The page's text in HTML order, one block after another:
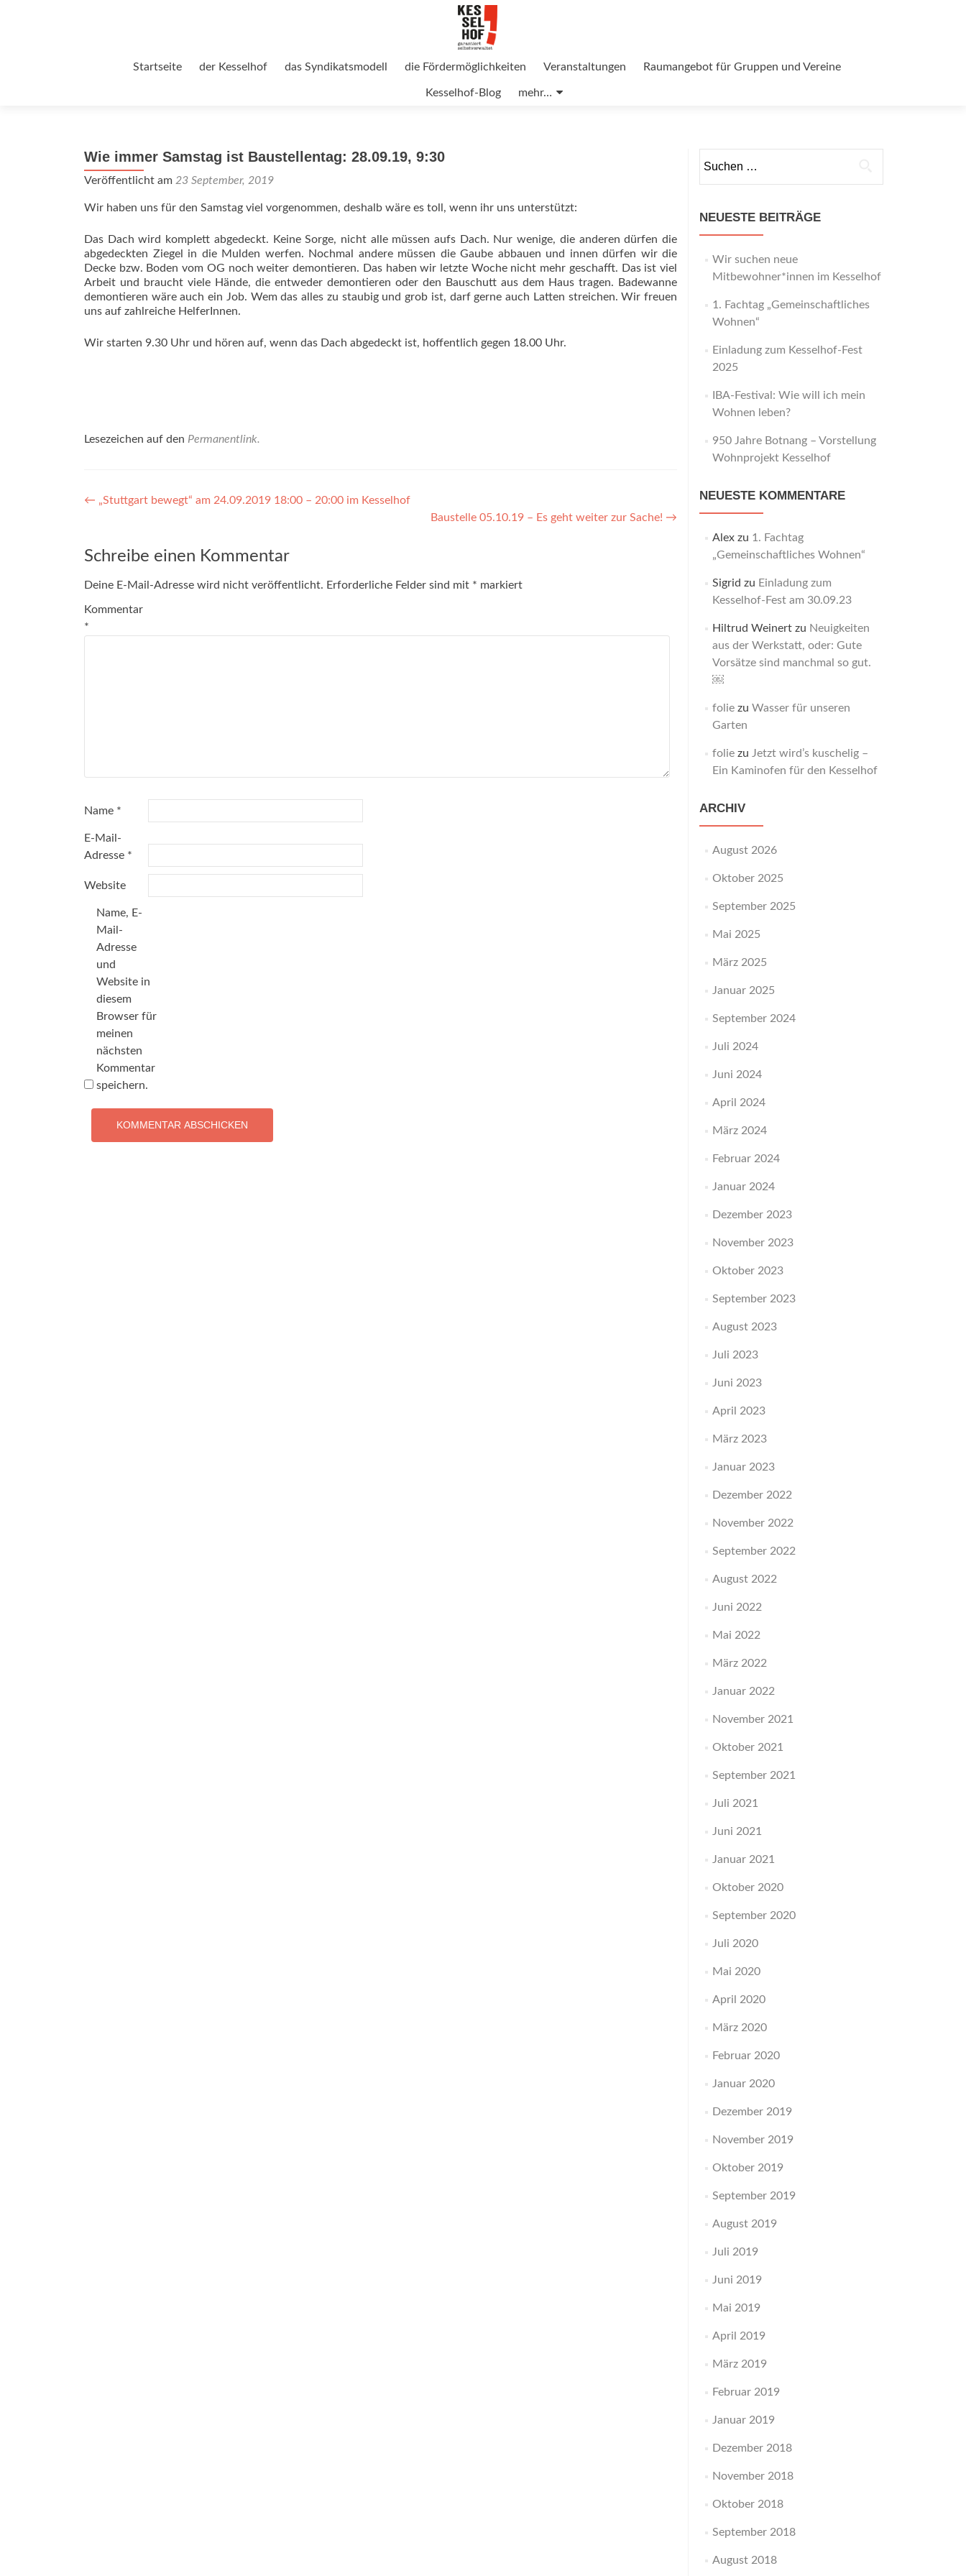
Startseite der Kesselhof das Syndikatsmodell die Fördermöglichkeiten Veranstaltungen Raumangebot für Gruppen und Vereine
Kesselhof-Blog mehr…
Wie immer Samstag ist Baustellentag: 28.09.19, 9:30
Veröffentlicht am 23 September, 2019
Wir haben uns für den Samstag viel vorgenommen, deshalb wäre es toll, wenn ihr uns unterstützt:
Das Dach wird komplett abgedeckt. Keine Sorge, nicht alle müssen aufs Dach. Nur wenige, die anderen dürfen die
abgedeckten Ziegel in die Mulden werfen. Nochmal andere müssen die Gaube abbauen und innen dürfen wir die
Decke bzw. Boden vom OG noch weiter demontieren. Das haben wir letzte Woche nicht mehr geschafft. Das ist viel
Arbeit und braucht viele Hände, die entweder demontieren oder den Bauschutt aus dem Haus tragen. Badewanne
demontieren wäre auch ein Job. Wem das alles zu staubig und grob ist, darf gerne auch Latten streichen. Wir freuen
uns auf zahlreiche HelferInnen.
Wir starten 9.30 Uhr und hören auf, wenn das Dach abgedeckt ist, hoffentlich gegen 18.00 Uhr.
Lesezeichen auf den Permanentlink.
Beitragsnavigation
← „Stuttgart bewegt“ am 24.09.2019 18:00 – 20:00 im Kesselhof
Baustelle 05.10.19 – Es geht weiter zur Sache! →
Schreibe einen Kommentar
Deine E-Mail-Adresse wird nicht veröffentlicht. Erforderliche Felder sind mit * markiert
Kommentar
*
Name *
E-Mail-
Adresse *
Website
Name, E-
Mail-
Adresse
und
Website in
diesem
Browser für
meinen
nächsten
Kommentar
speichern.
nach:
NEUESTE BEITRÄGE
Wir suchen neue
Mitbewohner*innen im Kesselhof
1. Fachtag „Gemeinschaftliches
Wohnen“
Einladung zum Kesselhof-Fest
2025
IBA-Festival: Wie will ich mein
Wohnen leben?
950 Jahre Botnang – Vorstellung
Wohnprojekt Kesselhof
NEUESTE KOMMENTARE
Alexzu 1. Fachtag
„Gemeinschaftliches Wohnen“
Sigrid zu Einladung zum
Kesselhof-Fest am 30.09.23
Hiltrud Weinertzu Neuigkeiten
aus der Werkstatt, oder: Gute
Vorsätze sind manchmal so gut.
￼
foliezu Wasser für unseren
Garten
foliezu Jetzt wird’s kuschelig –
Ein Kaminofen für den Kesselhof
ARCHIV
August 2026
Oktober 2025
September 2025
Mai 2025
März 2025
Januar 2025
September 2024
Juli 2024
Juni 2024
April 2024
März 2024
Februar 2024
Januar 2024
Dezember 2023
November 2023
Oktober 2023
September 2023
August 2023
Juli 2023
Juni 2023
April 2023
März 2023
Januar 2023
Dezember 2022
November 2022
September 2022
August 2022
Juni 2022
Mai 2022
März 2022
Januar 2022
November 2021
Oktober 2021
September 2021
Juli 2021
Juni 2021
Januar 2021
Oktober 2020
September 2020
Juli 2020
Mai 2020
April 2020
März 2020
Februar 2020
Januar 2020
Dezember 2019
November 2019
Oktober 2019
September 2019
August 2019
Juli 2019
Juni 2019
Mai 2019
April 2019
März 2019
Februar 2019
Januar 2019
Dezember 2018
November 2018
Oktober 2018
September 2018
August 2018